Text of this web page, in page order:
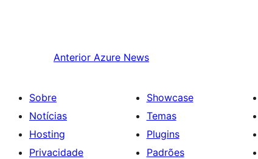
Anterior Azure News
Sobre
Notícias
Hosting
Privacidade
Showcase
Temas
Plugins
Padrões